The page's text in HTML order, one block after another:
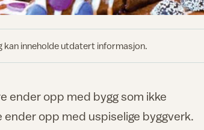
kan inneholde utdatert informasjon.
ender opp med bygg som ikke
opp med uspiselige byggverk.